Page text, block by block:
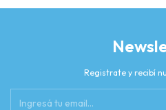
Registrate y recibí